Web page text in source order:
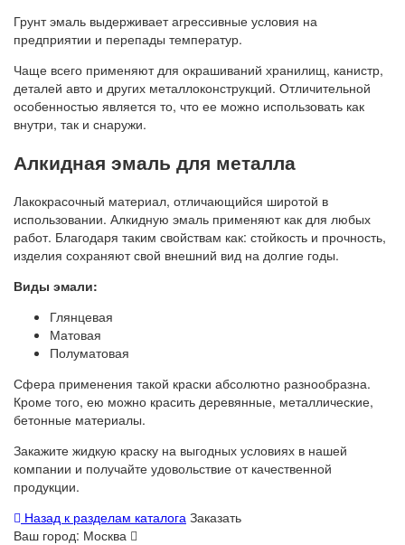
Грунт эмаль выдерживает агрессивные условия на
предприятии и перепады температур.
Чаще всего применяют для окрашиваний хранилищ, канистр,
деталей авто и других металлоконструкций. Отличительной
особенностью является то, что ее можно использовать как
внутри, так и снаружи.
Алкидная эмаль для металла
Лакокрасочный материал, отличающийся широтой в
использовании. Алкидную эмаль применяют как для любых
работ. Благодаря таким свойствам как: стойкость и прочность,
изделия сохраняют свой внешний вид на долгие годы.
Виды эмали:
Глянцевая
Матовая
Полуматовая
Сфера применения такой краски абсолютно разнообразна.
Кроме того, ею можно красить деревянные, металлические,
бетонные материалы.
Закажите жидкую краску на выгодных условиях в нашей
компании и получайте удовольствие от качественной
продукции.
Назад к разделам каталога Заказать
Ваш город: Москва